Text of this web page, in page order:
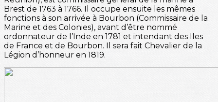
Brest de 1763 à 1766. Il occupe ensuite les mêmes
fonctions à son arrivée à Bourbon (Commissaire de la
Marine et des Colonies), avant d’être nommé
ordonnateur de l’Inde en 1781 et intendant des Iles
de France et de Bourbon. Il sera fait Chevalier de la
Légion d’honneur en 1819.